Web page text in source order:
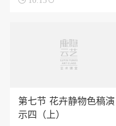
第七节 花卉静物色稿演
示四（上）